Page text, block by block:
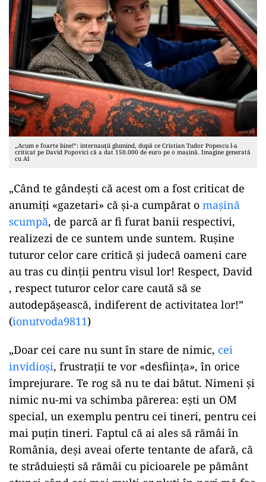
„Acum e foarte bine!”: internauții glumind, după ce Cristian Tudor Popescu l-a
criticat pe David Popovici că a dat 150.000 de euro pe o mașină. Imagine generată
cu AI
„Când te gândești că acest om a fost criticat de
anumiți «gazetari» că și-a cumpărat o mașină
scumpă, de parcă ar fi furat banii respectivi,
realizezi de ce suntem unde suntem. Rușine
tuturor celor care critică și judecă oameni care
au tras cu dinții pentru visul lor! Respect, David
, respect tuturor celor care caută să se
autodepășească, indiferent de activitatea lor!”
(ionutvoda9811)
„Doar cei care nu sunt în stare de nimic, cei
invidioși, frustrații te vor «desființa», în orice
împrejurare. Te rog să nu te dai bătut. Nimeni și
nimic nu-mi va schimba părerea: ești un OM
special, un exemplu pentru cei tineri, pentru cei
mai puțin tineri. Faptul că ai ales să rămâi în
România, deși aveai oferte tentante de afară, că
te străduiești să rămâi cu picioarele pe pământ